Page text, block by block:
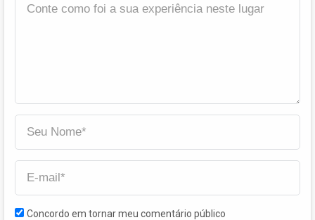
Concordo em tornar meu comentário público